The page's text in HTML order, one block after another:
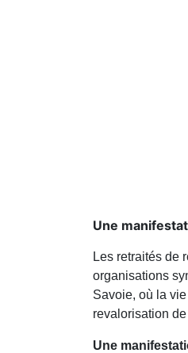
Une
Les retraités de
organisations
Savoie, où la
revalorisation
Une